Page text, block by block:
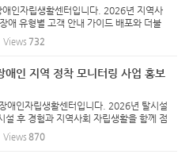
애인자립생활센터입니다. 2026년 지역사
애 유형별 고객 안내 가이드 배포와 더불
하여 배포하는 D(disable) 편한 세상 사
사회 시민, 모두 이용할 수 있는 가게를 만
Views 732
애인 지역 정착 모니터링 사업 홍보
애인자립생활센터입니다. 2026년 탈시설
설 후 경험과 지역사회 자립생활을 함께 점
을 진행합니다. 당사자의 욕구와 필요에
참여, 지역사회 자원을 활용하여 지원하
Views 870